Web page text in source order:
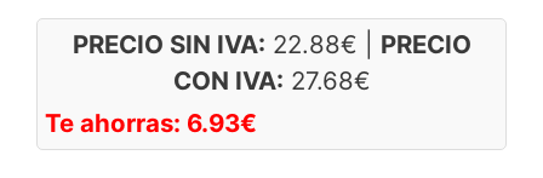
PRECIO SIN IVA: 22.88€
PRECIO
CON IVA: 27.68€
Te ahorras: 6.93€